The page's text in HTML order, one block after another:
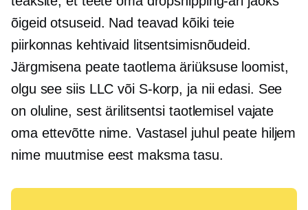
õigeid otsuseid. Nad teavad kõiki teie
piirkonnas kehtivaid litsentsimisnõudeid.
Järgmisena peate taotlema äriüksuse loomist,
olgu see siis LLC või S-korp, ja nii edasi. See
on oluline, sest ärilitsentsi taotlemisel vajate
oma ettevõtte nime. Vastasel juhul peate hiljem
nime muutmise eest maksma tasu.